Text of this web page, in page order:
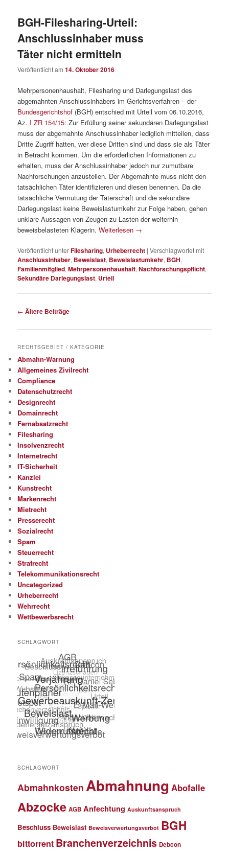
BGH-Filesharing-Urteil:
Anschlussinhaber muss
Täter nicht ermitteln
Veröffentlicht am14. Oktober 2016
Mehrpersonenhaushalt, Filesharing und Darlegungslast des
abgemahnten Anschlussinhabers im Gerichtsverfahren – der
Bundesgerichtshof (BGH) entschied mit Urteil vom 06.10.2016,
Az. I ZR 154/15: Zur Erfüllung seiner sekundären Darlegungslast
muss der abgemahnte Anschlussinhaber lediglich mitteilen, dass
Dritte Zugriff hatten, wer diese Dritten sind und dass sie als Täter
in Betracht kommen. Um die erforderlichen Informationen zu
erhalten, muss der Anschlussinhaber jedoch nur zumutbare
Nachforschungen anzustellen. Der Abgemahnte muss nicht den
tatsächlichen Täter identifizieren und diesen benennen. Da die
tatsächliche Vermutung der Täterschaft und die sekundäre
Darlegungslast keine Beweislastumkehr zur Folge haben, gehen
unklare Aussagen von Zeugen zu Lasten der weiterhin
beweisbelasteten Klägerin.Weiterlesen →
Veröffentlicht unterFilesharing, Urheberrecht |Verschlagwortet mit
Anschlussinhaber, Beweislast, Beweislastumkehr, BGH,
Familienmitglied,Mehrpersonenhaushalt,Nachforschungspflicht,
Sekundäre Darlegungslast, Urteil
Beitragsnavigation
← Ältere Beiträge
RECHTSGEBIET / KATEGORIE
Abmahn-Warnung
Allgemeines Zivilrecht
Compliance
Datenschutzrecht
Designrecht
Domainrecht
Fernabsatzrecht
Filesharing
Insolvenzrecht
Internetrecht
IT-Sicherheit
Kanzlei
Kunstrecht
Markenrecht
Mietrecht
Presserecht
Sozialrecht
Spam
Steuerrecht
Strafrecht
Telekommunikationsrecht
Uncategorized
Urheberrecht
Wehrrecht
Wettbewerbsrecht
SCHLAGWORT
SCHLAGWORT
Abmahnkosten Abmahnung Abofalle
Abzocke AGB Anfechtung Auskunftsanspruch
Beschluss Beweislast Beweisverwertungsverbot BGH
bittorrent Branchenverzeichnis Debcon